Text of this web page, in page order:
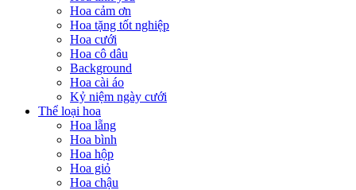
Hoa cảm ơn
Hoa tặng tốt nghiệp
Hoa cưới
Hoa cô dâu
Background
Hoa cài áo
Kỷ niệm ngày cưới
Thể loại hoa
Hoa lẵng
Hoa bình
Hoa hộp
Hoa giỏ
Hoa chậu